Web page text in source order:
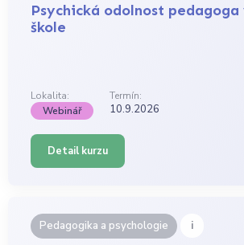
Psychická odolnost pedagoga
škole
Lokalita:
Termín:
Webinář
10.9.2026
Detail kurzu
Pedagogika a psychologie i